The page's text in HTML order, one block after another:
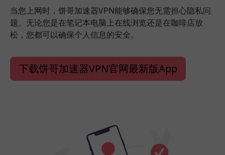
当您上网时，饼哥加速器VPN能够确保您无需担心隐私问
题。无论您是在笔记本电脑上在线浏览还是在咖啡店放
松，您都可以确保个人信息的安全。
下载饼哥加速器VPN官网最新版App